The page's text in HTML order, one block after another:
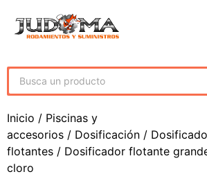
Inicio / Piscinas y
accesorios / Dosificación /
flotantes / Dosificador flotante
cloro